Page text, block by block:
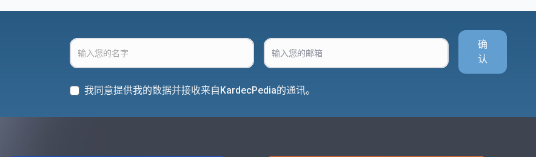
确
认
我同意提供我的数据并接收来自KardecPedia的通讯。